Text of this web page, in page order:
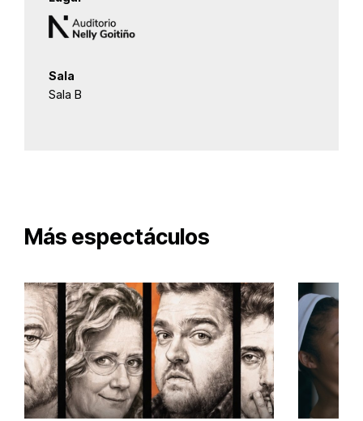
Sala
Sala B
Más espectáculos